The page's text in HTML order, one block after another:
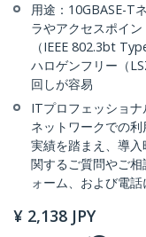
用途：10GBASE-T
ラやアクセスポイ
（IEEE 802.3bt
ハロゲンフリー（
回しが容易
ITプロフェッショ
ネットワークでの
実績を踏まえ、導
関するご質問やご
ォーム、および電話
¥ 2,138 JPY